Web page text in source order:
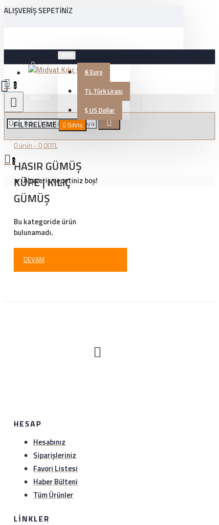
ALIŞVERIŞ SEPETINIZ
Üye Girişi €Euro
TL Türk Lirası
$ US Dollar
0
0 ürün - 0,00TL
0
Alışveriş sepetiniz boş!
FILTRELEME Sıfırla
HASIR GÜMÜŞ
KÜPE | KILIÇ
GÜMÜŞ
Bu kategoride ürün
bulunamadı.
DEVAM
HESAP
Hesabınız
Siparişleriniz
Favori Listesi
Haber Bülteni
Tüm Ürünler
LINKLER